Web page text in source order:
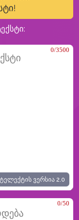
0/3500
ვერსია 2.0
0/50